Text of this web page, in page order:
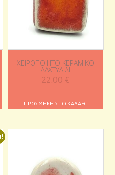
ΧΕΙΡΟΠΟΊΗΤΟ ΚΕΡΑΜΙΚΌ
ΔΑΧΤΥΛΊΔΙ
22.00 €
ΠΡΟΣΘΉΚΗ ΣΤΟ ΚΑΛΆΘΙ